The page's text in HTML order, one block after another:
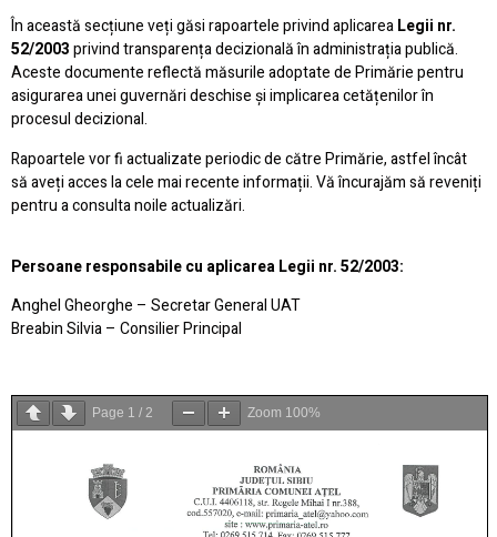
În această secțiune veți găsi rapoartele privind aplicareaLegii nr.
52/2003privind transparența decizională în administrația publică.
Aceste documente reflectă măsurile adoptate de Primărie pentru
asigurarea unei guvernări deschise și implicarea cetățenilor în
procesul decizional.
Rapoartele vor fi actualizate periodic de către Primărie, astfel încât
să aveți acces la cele mai recente informații. Vă încurajăm să reveniți
pentru a consulta noile actualizări.
Persoane responsabile cu aplicarea Legii nr. 52/2003:
Anghel Gheorghe – Secretar General UAT
Breabin Silvia – Consilier Principal
Page 1 / 2 Zoom 100%